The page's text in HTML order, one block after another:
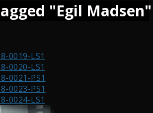
"Egil Madsen"